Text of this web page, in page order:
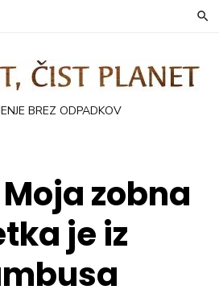
BREZ ODPADKOV
zobna
je iz